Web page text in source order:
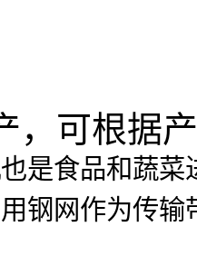
，可根据
是食品和蔬
钢网作为传